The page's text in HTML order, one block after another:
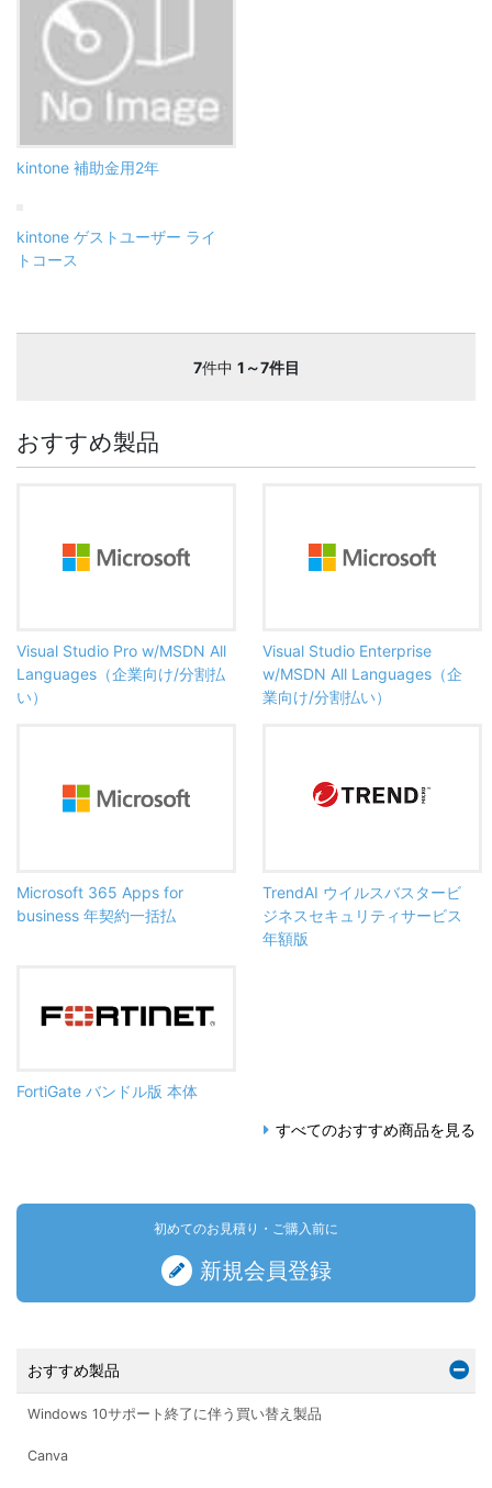
kintone 補助金用2年
kintone ゲストユーザー ライ
トコース
7件中 1～7件目
おすすめ製品
Visual Studio Pro w/MSDN All
Languages（企業向け/分割払
い）
Visual Studio Enterprise
w/MSDN All Languages（企
業向け/分割払い）
Microsoft 365 Apps for
business 年契約一括払
TrendAI ウイルスバスタービ
ジネスセキュリティサービス
年額版
FortiGate バンドル版 本体
すべてのおすすめ商品を見る
初めてのお見積り・ご購入前に
新規会員登録
おすすめ製品
Windows 10サポート終了に伴う買い替え製品
Canva